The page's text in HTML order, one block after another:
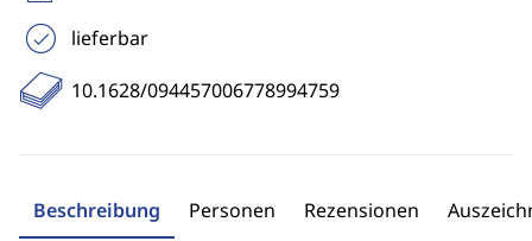
lieferbar
10.1628/094457006778994759
Beschreibung Personen Rezensionen